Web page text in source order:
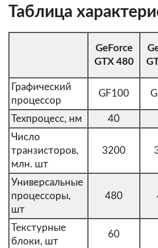
Таблица
GeForce
GTX 480
Графический
процессор
GF100
Техпроцесс, нм 40
Число
транзисторов,
млн. шт
3200
Универсальные
процессоры,
шт
480
Текстурные
блоки, шт
60